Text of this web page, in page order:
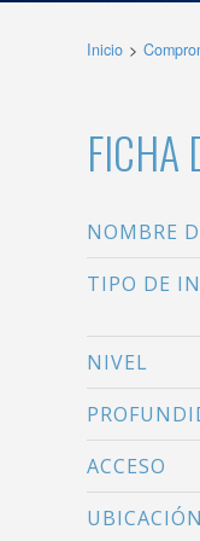
Inicio
FICHA
NOMBRE
TIPO DE
NIVEL
ACCESO
UBICACIÓN